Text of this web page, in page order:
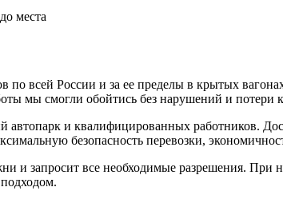
места
по всей России и за ее пределы в крытых
мы смогли обойтись без нарушений и потери
и квалифицированных работников.
безопасность перевозки,
запросит все необходимые разрешения. При